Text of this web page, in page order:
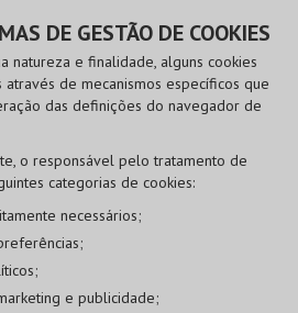
DE GESTÃO DE COOKIES
natureza e finalidade, alguns cookies
de mecanismos específicos que
das definições do navegador de
o responsável pelo tratamento de
categorias de cookies:
necessários;
e publicidade;